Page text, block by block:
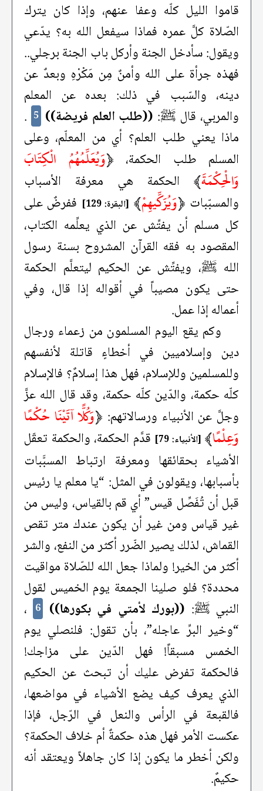
قاموا الليل كلّه وعفا عنهم، وإذا كان يترك
الصّلاة كلَّ عمره فماذا سيفعل الله به؟ يدّعي
ويقول: سأدخل الجنة وأركل باب الجنة برجلي..
فهذه جرأة على الله وأمنٌ مِن مَكْرْهِ وبعدٌ عن
دينه، والسّبب في ذلك: بعده عن المعلم
والمربي، قال ﷺ: ((طلب العلم فريضة)) 5
.
ماذا يعني طلب العلم؟ أي من المعلّم، وعلى
المسلم طلب الحكمة، ﴿وَيُعَلِّمُهُمُ الْكِتَابَ
وَالْحِكْمَةَ﴾ الحكمة هي معرفة الأسباب
والمسبّبات ﴿وَيُزَكِّيهِمْ﴾ [البقرة: 129]
ففرضٌ على
كل مسلم أن يفتِّش عن الذي يعلِّمه الكتاب،
المقصود به فقه القرآن المشروح بسنة رسول
الله ﷺ، ويفتِّش عن الحكيم ليتعلَّم الحكمة
حتى يكون مصيباً في أقواله إذا قال، وفي
أعماله إذا عمل.
وكم يقع اليوم المسلمون من زعماء ورجال
دين وإسلاميين في أخطاءٍ قاتلة لأنفسهم
وللمسلمين وللإسلام، فهل هذا إسلامٌ؟ فالإسلام
كلّه حكمة، والدّين كلّه حكمة، وقد قال الله عزَّ
وجلَّ عن الأنبياء ورسالاتهم: ﴿وَكُلًّا آتَيْنَا حُكْمًا
وَعِلْمًا﴾ [الأنبياء: 79]
قدَّم الحكمة، والحكمة تعقّل
الأشياء بحقائقها ومعرفة ارتباط المسبَّبات
بأسبابها، ويقولون في المثل: “يا معلم يا رئيس
قبل أن تُفَصِّل قيس” أي قم بالقياس، وليس من
غير قياس ومن غير أن يكون عندك متر تقص
القماش، لذلك يصير الضّرر أكثر من النفع، والشر
أكثر من الخير! ولماذا جعل الله للصّلاة مواقيت
محددة؟ فلو صلينا الجمعة يوم الخميس لقول
النبي ﷺ: ((بورك لأمتي في بكورها)) 6 ،
“وخير البرِّ عاجله”، بأن تقول: فلنصلي يوم
الخمس مسبقاً! فهل الدّين على مزاجك!
فالحكمة تفرض عليك أن تبحث عن الحكيم
الذي يعرف كيف يضع الأشياء في مواضعها،
فالقبعة في الرأس والنعل في الرّجل، فإذا
عكست الأمر فهل هذه حكمةٌ أم خلاف الحكمة؟
ولكن أخطر ما يكون إذا كان جاهلاً ويعتقد أنه
حكيمٌ.